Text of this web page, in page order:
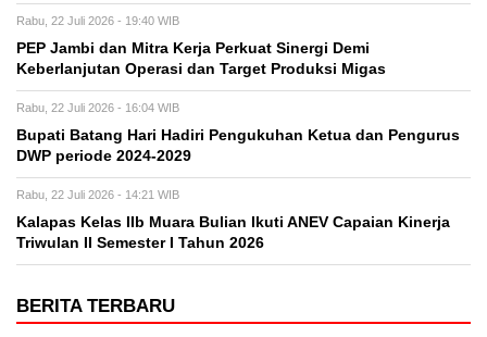
Rabu, 22 Juli 2026 - 19:40 WIB
PEP Jambi dan Mitra Kerja Perkuat Sinergi Demi
Keberlanjutan Operasi dan Target Produksi Migas
Rabu, 22 Juli 2026 - 16:04 WIB
Bupati Batang Hari Hadiri Pengukuhan Ketua dan Pengurus
DWP periode 2024-2029
Rabu, 22 Juli 2026 - 14:21 WIB
Kalapas Kelas IIb Muara Bulian Ikuti ANEV Capaian Kinerja
Triwulan II Semester I Tahun 2026
BERITA TERBARU